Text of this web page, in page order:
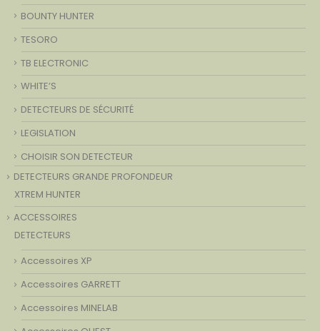
BOUNTY HUNTER
TESORO
TB ELECTRONIC
WHITE’S
DETECTEURS DE SÉCURITÉ
LEGISLATION
CHOISIR SON DETECTEUR
DETECTEURS GRANDE PROFONDEUR
XTREM HUNTER
ACCESSOIRES
DETECTEURS
Accessoires XP
Accessoires GARRETT
Accessoires MINELAB